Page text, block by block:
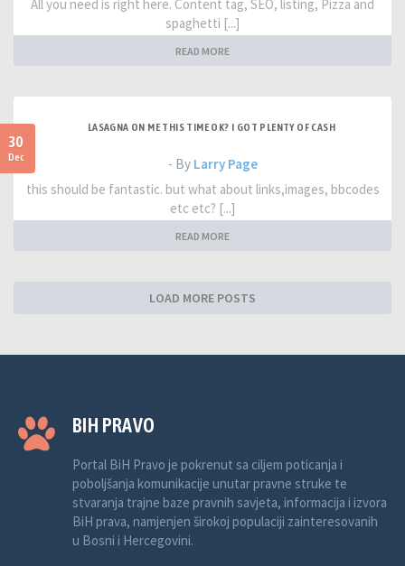
All you need is right here. Content tag, SEO, listing, Pizza and
spaghetti [...]
READ MORE
30
Dec
LASAGNA ON ME THIS TIME OK? I GOT PLENTY OF CASH
- By Larry Page
this should be fantastic. but what about links,images, bbcodes
etc etc? [...]
READ MORE
LOAD MORE POSTS
BIH PRAVO
Portal BiH Pravo je pokrenut sa ciljem poticanja i
poboljšanja komunikacije unutar pravne struke te
stvaranja trajne baze pravnih savjeta, informacija i izvora
BiH prava, namjenjen širokoj populaciji zainteresovanih
u Bosni i Hercegovini.